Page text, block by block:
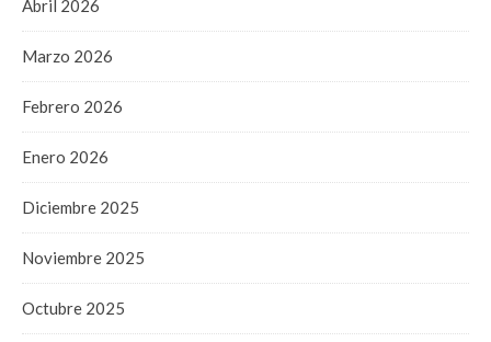
Abril 2026
Marzo 2026
Febrero 2026
Enero 2026
Diciembre 2025
Noviembre 2025
Octubre 2025